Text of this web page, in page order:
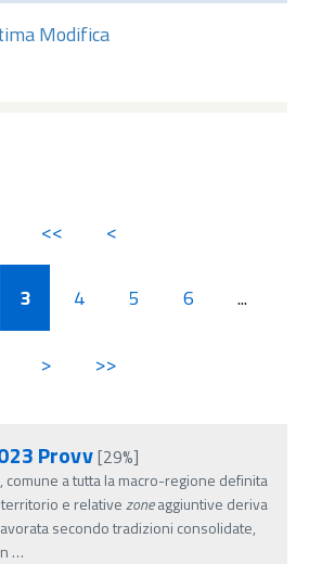
Modifica
<< <
3 4 5 6 ...
> >>
Provv[29%]
comune a tutta la macro-regione definita
territorio e relativezoneaggiuntive deriva
secondo tradizioni consolidate,
…